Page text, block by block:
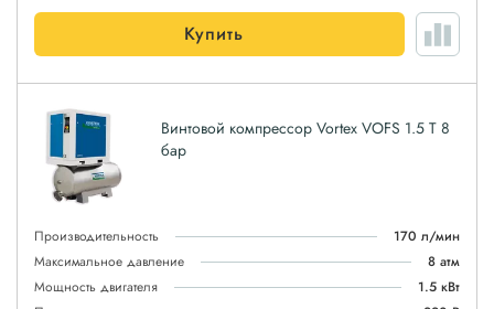
Купить
Винтовой компрессор Vortex VOFS 1.5 T 8
бар
Производительность
170 л/мин
Максимальное давление
8 атм
Мощность двигателя
1.5 кВт